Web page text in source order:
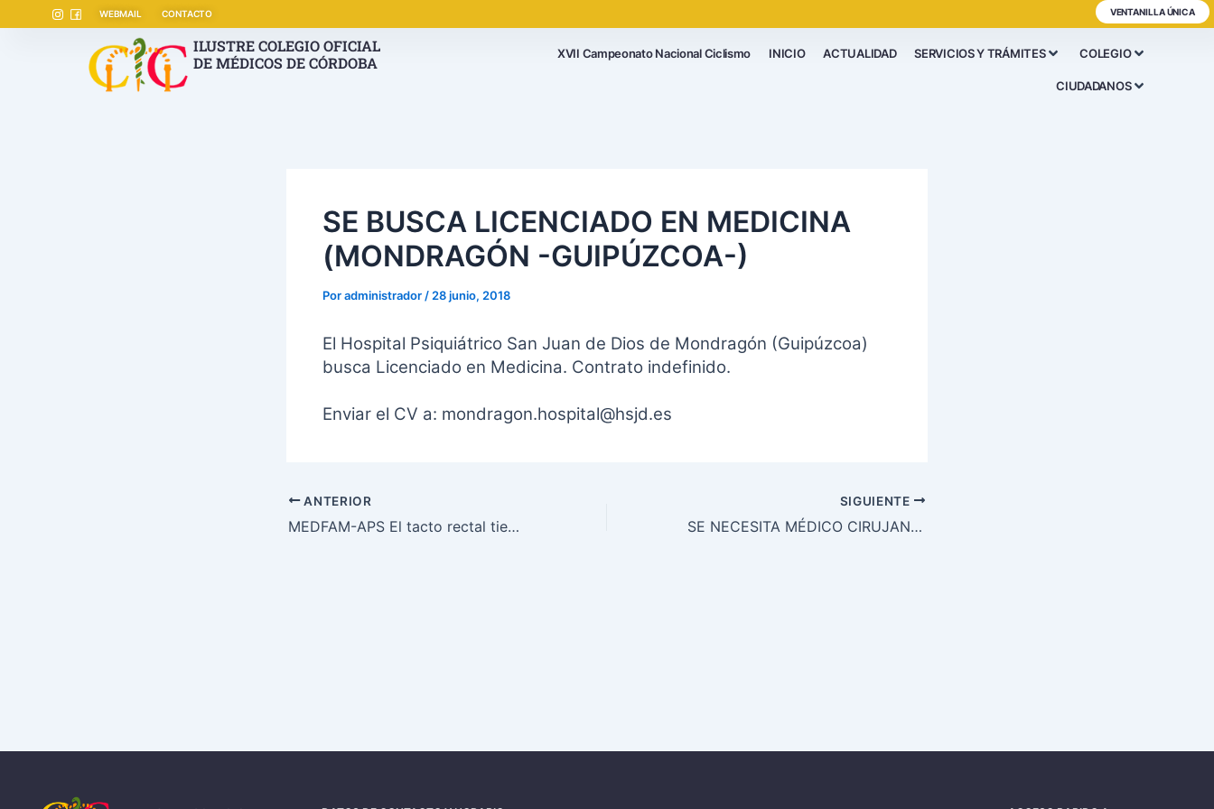
WEBMAIL CONTACTO VENTANILLA ÚNICA
ILUSTRE COLEGIO OFICIAL
DE MÉDICOS DE CÓRDOBA
XVII Campeonato Nacional Ciclismo INICIO ACTUALIDAD SERVICIOS Y TRÁMITES COLEGIO
CIUDADANOS
SE BUSCA LICENCIADO EN MEDICINA
(MONDRAGÓN -GUIPÚZCOA-)
Poradministrador / 28 junio, 2018
El Hospital Psiquiátrico San Juan de Dios de Mondragón (Guipúzcoa)
busca Licenciado en Medicina. Contrato indefinido.
Enviar el CV a: mondragon.hospital@hsjd.es
entradas
ANTERIOR
MEDFAM-APS El tacto rectal tiene una baja sensibilidad en la detección del cáncer de próstata en Atenc ión Primaria
SIGUIENTE
SE NECESITA MÉDICO CIRUJANO- SECTOR MÉDICO ESTÉTICO (MADRID)